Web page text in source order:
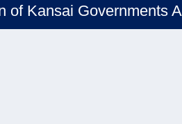
of Kansai Governments